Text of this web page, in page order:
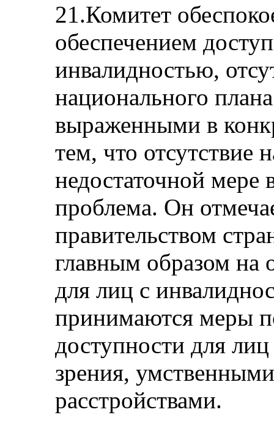
21.Комитет
обеспечением
инвалидностью,
национального
выраженными в
тем, что отсутствие
недостаточной мере
проблема. Он
правительством
главным образом на
для лиц с
принимаются меры
доступности для
зрения,
расстройствами.